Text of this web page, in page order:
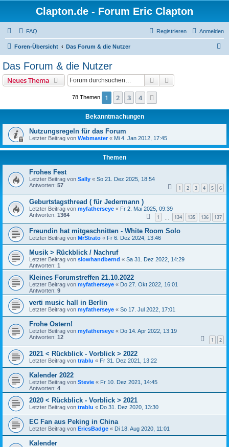
Clapton.de - Forum Eric Clapton
FAQ Anmelden
Registrieren
Foren-Übersicht Das Forum & die Nutzer
Das Forum & die Nutzer
Neues Thema Suche
78 Themen 1 2 3 4
Bekanntmachungen
Nutzungsregeln für das Forum
Letzter Beitrag von Webmaster« Mi 4. Jan 2012, 17:45
Themen
Frohes Fest
Letzter Beitrag von Sally « So 21. Dez 2025, 18:54
Antworten: 57 1 2 3 4 5 6
Geburtstagsthread ( für Jedermann )
Letzter Beitrag von myfatherseye « Fr 2. Mai 2025, 09:39
Antworten: 1364 1 134 135 136 137
Freundin hat mitgeschnitten - White Room Solo
Letzter Beitrag von MrStrato « Fr 6. Dez 2024, 13:46
Musik > Rückblick / Nachruf
Letzter Beitrag von slowhandbernd « Sa 31. Dez 2022, 14:29
Antworten: 1
Kleines Forumstreffen 21.10.2022
Letzter Beitrag von myfatherseye « Do 27. Okt 2022, 16:01
Antworten: 9
verti music hall in Berlin
Letzter Beitrag von myfatherseye « So 17. Jul 2022, 17:01
Frohe Ostern!
Letzter Beitrag von myfatherseye « Do 14. Apr 2022, 13:19
Antworten: 12 1 2
2021 < Rückblick - Vorblick > 2022
Letzter Beitrag von trablu « Fr 31. Dez 2021, 13:22
Kalender 2022
Letzter Beitrag von Stevie « Fr 10. Dez 2021, 14:45
Antworten: 4
2020 < Rückblick - Vorblick > 2021
Letzter Beitrag von trablu « Do 31. Dez 2020, 13:30
EC Fan aus Peking in China
Letzter Beitrag von EricsBadge « Di 18. Aug 2020, 11:01
Kalender